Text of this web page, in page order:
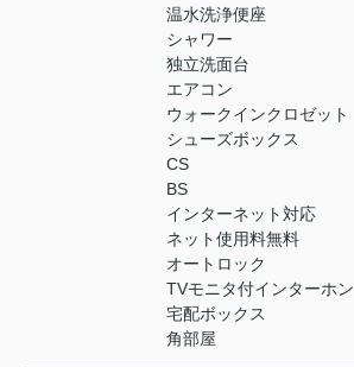
温水洗浄便座
シャワー
独立洗面台
エアコン
ウォークインクロゼット
シューズボックス
CS
BS
インターネット対応
ネット使用料無料
オートロック
TVモニタ付インターホン
宅配ボックス
角部屋